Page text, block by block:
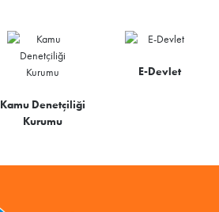
Kamu Denetçiliği
Kurumu
E-Devlet